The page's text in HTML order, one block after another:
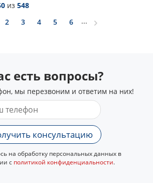
из 548
2 3 4 5 6 ...
есть вопросы?
мы перезвоним и ответим на них!
консультацию
на обработку персональных данных в
с политикой конфиденциальности.